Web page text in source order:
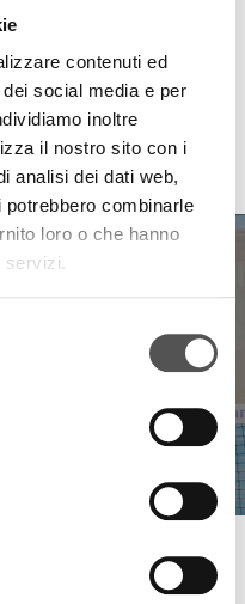
contenuti ed
social media e per
inoltre
il nostro sito con i
analisi dei dati web,
combinarle
loro o che hanno
servizi.